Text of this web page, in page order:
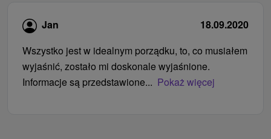
Jan
18.09.2020
Wszystko jest w idealnym porządku, to, co musiałem
wyjaśnić, zostało mi doskonale wyjaśnione.
Informacje są przedstawione... Pokaż więcej